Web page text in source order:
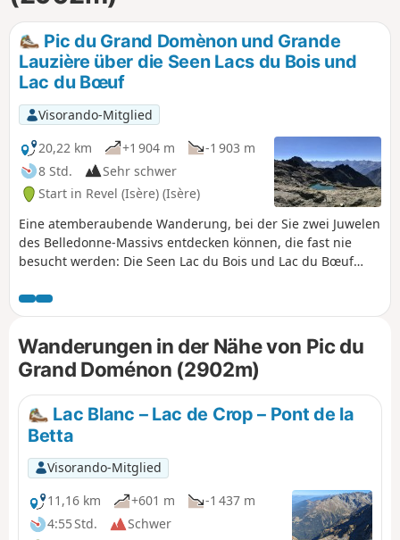
Pic du Grand Domènon und Grande
Lauzière über die Seen Lacs du Bois und
Lac du Bœuf
Visorando-Mitglied
20,22 km
+1 904 m
-1 903 m
8 Std.
Sehr schwer
Start in Revel (Isère) (Isère)
Eine atemberaubende Wanderung, bei der Sie zwei Juwelen
des Belledonne-Massivs entdecken können, die fast nie
besucht werden: Die Seen Lac du Bois und Lac du Bœuf
Massivs. Der Pic du Grand Domènon, der höchste Punkt der
Wanderung, ist ein wunderschöner Aussichtspunkt, der viel
weniger besucht ist als die Croix de Belledonne und von
dem aus man einen Blick auf die Bauges, den Mont Blanc,
die Grandes Rousses, den Oisans, den Dévoluy, den
Taillefer, den Vercors und die Chartreuse und natürlich
Belledonne und seine Seen hat. Achtung: Diese Wanderung
ist sehr bis extrem schwierig.
Wanderungen in der Nähe von Pic du
Grand Doménon (2902m)
Lac Blanc – Lac de Crop – Pont de la
Betta
Visorando-Mitglied
11,16 km
+601 m
-1 437 m
4:55 Std.
Schwer